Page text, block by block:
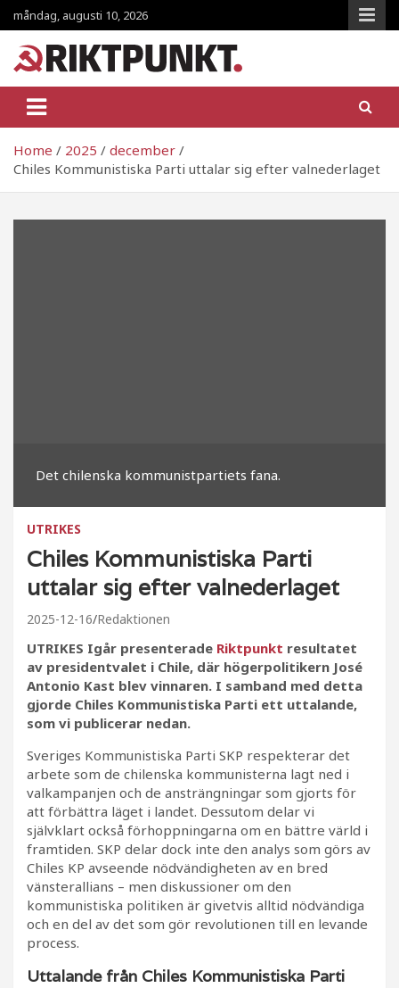
Skip
to
content
måndag, augusti 10, 2026
RiktpunKt.nu
Home 2025
december
Chiles Kommunistiska Parti uttalar sig efter valnederlaget
Det chilenska kommunistpartiets fana.
UTRIKES
Chiles Kommunistiska Parti
uttalar sig efter valnederlaget
2025-12-16 Redaktionen
UTRIKES Igår presenterade Riktpunkt resultatet
av presidentvalet i Chile, där högerpolitikern José
Antonio Kast blev vinnaren. I samband med detta
gjorde Chiles Kommunistiska Parti ett uttalande,
som vi publicerar nedan.
Sveriges Kommunistiska Parti SKP respekterar det
arbete som de chilenska kommunisterna lagt ned i
valkampanjen och de ansträngningar som gjorts för
att förbättra läget i landet. Dessutom delar vi
självklart också förhoppningarna om en bättre värld i
framtiden. SKP delar dock inte den analys som görs av
Chiles KP avseende nödvändigheten av en bred
vänsterallians – men diskussioner om den
kommunistiska politiken är givetvis alltid nödvändiga
och en del av det som gör revolutionen till en levande
process.
Uttalande från Chiles Kommunistiska Parti